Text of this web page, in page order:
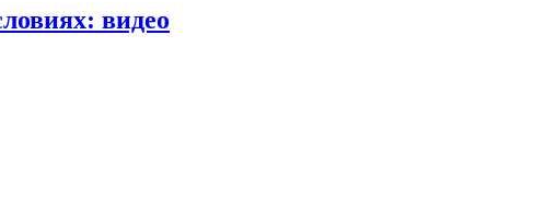
видео